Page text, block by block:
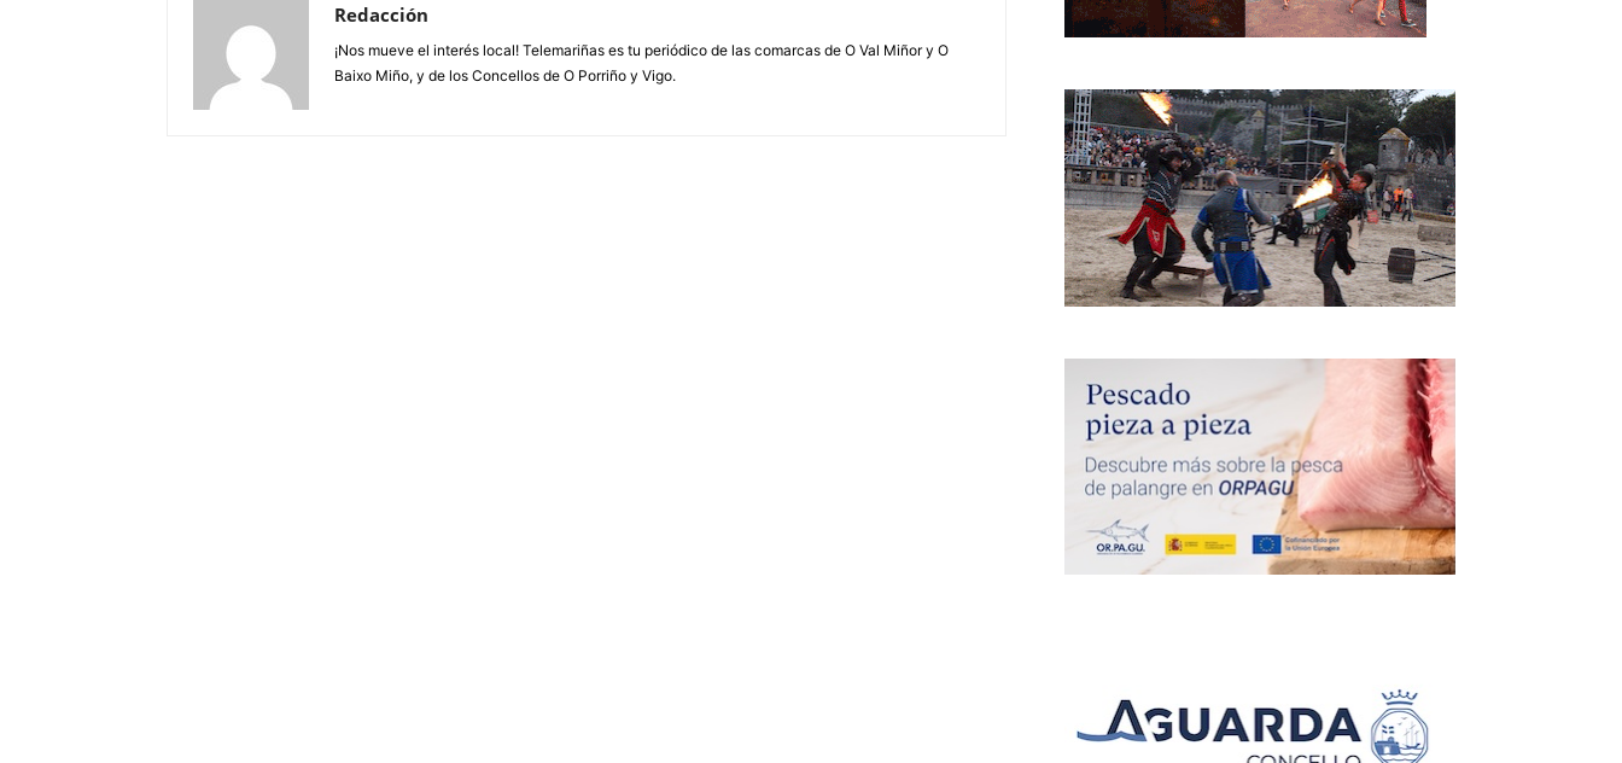
Redacción
¡Nos mueve el interés local! Telemariñas es tu periódico de las comarcas de O Val Miñor y O
Baixo Miño, y de los Concellos de O Porriño y Vigo.